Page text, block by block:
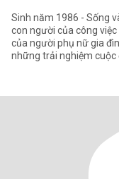
Sinh năm 1986 - Sống
con người của công
của người phụ nữ gia
những trải nghiệm cuộc